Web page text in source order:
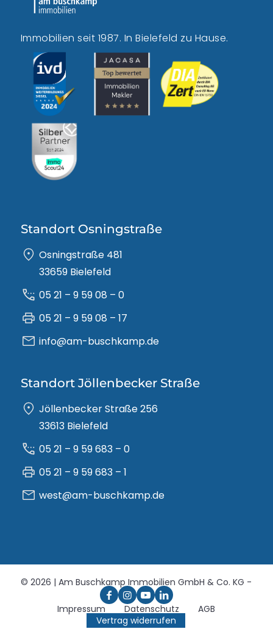
Immobilien seit 1987. In Bielefeld zu Hause.
Standort Osningstraße
Osningstraße 481
33659 Bielefeld
05 21 – 9 59 08 – 0
05 21 – 9 59 08 – 17
info@am-buschkamp.de
Standort Jöllenbecker Straße
Jöllenbecker Straße 256
33613 Bielefeld
05 21 – 9 59 683 – 0
05 21 – 9 59 683 – 1
west@am-buschkamp.de
© 2026 | Am Buschkamp Immobilien GmbH & Co. KG -
Impressum Datenschutz
AGB
Vertrag widerrufen